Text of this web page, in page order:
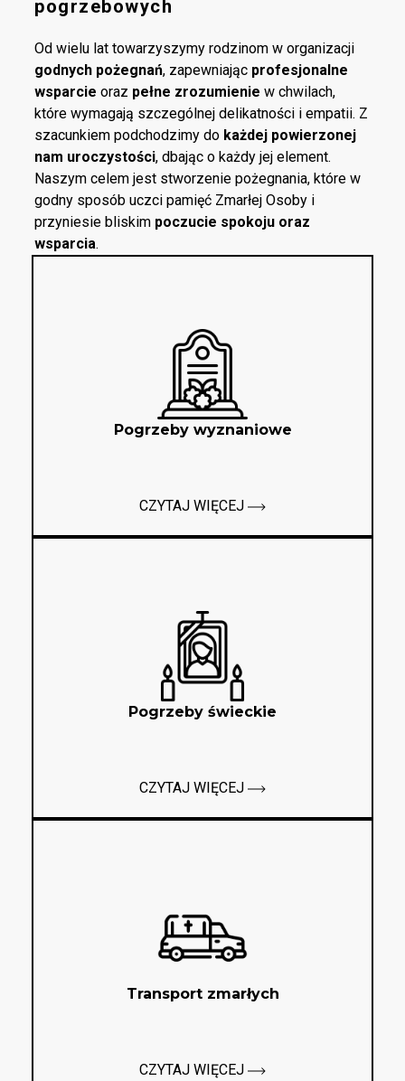
pogrzebowych
Od wielu lat towarzyszymy rodzinom w organizacji
godnych pożegnań, zapewniając profesjonalne
wsparcie oraz pełne zrozumienie w chwilach,
które wymagają szczególnej delikatności i empatii. Z
szacunkiem podchodzimy do każdej powierzonej
nam uroczystości, dbając o każdy jej element.
Naszym celem jest stworzenie pożegnania, które w
godny sposób uczci pamięć Zmarłej Osoby i
przyniesie bliskim poczucie spokoju oraz
wsparcia.
Pogrzeby wyznaniowe
CZYTAJ WIĘCEJ
Pogrzeby świeckie
CZYTAJ WIĘCEJ
Transport zmarłych
CZYTAJ WIĘCEJ